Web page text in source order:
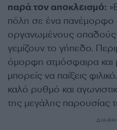
παρά τον αποκλεισμό:
πόλη σε ένα πανέμορφο
οργανωμένους οπαδούς
γεμίζουν το γήπεδο.
όμορφη ατμόσφαιρα
μπορείς να παίξεις
καλό ρυθμό και
της μεγάλης παρουσίας